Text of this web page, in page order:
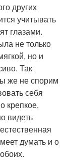
других
учитывать
глазами.
не только
но и
Так
же не спорим
себя
крепкое,
видеть
думать и о